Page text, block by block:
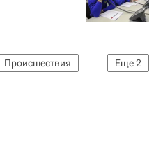
Еще2
Происшествия
Школы